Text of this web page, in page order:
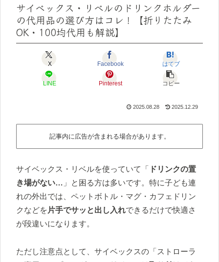
サイベックス・リベルのドリンクホルダー
の代用品の選び方はコレ！【折りたたみ
OK・100均代用も解説】
X Facebook はてブ
LINE Pinterest コピー
2025.08.28 2025.12.29
記事内に広告が含まれる場合があります。
サイベックス・リベルを使っていて「
ドリンクの置
き場がない… 」と困る方は多いです。特に子ども連
れの外出では、ペットボトル・マグ・カフェドリン
クなどを片手でサッと出し入れできるだけで快適さ
が段違いになります。
ただし注意点として、サイベックスの「ストローラ